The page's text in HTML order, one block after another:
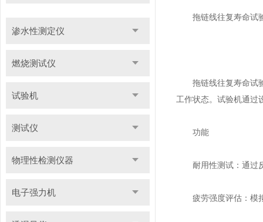
渗水性测定仪
燃烧测试仪
试验机
测试仪
物理性检测仪器
电子强力机
拖链线往复寿命试验
拖链线往复寿命试验
工作状态。试验机通过
功能
耐用性测试：通过反
疲劳强度评估：模拟